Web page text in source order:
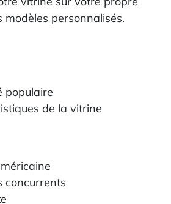
modèles personnalisés.
populaire
de la vitrine
concurrents